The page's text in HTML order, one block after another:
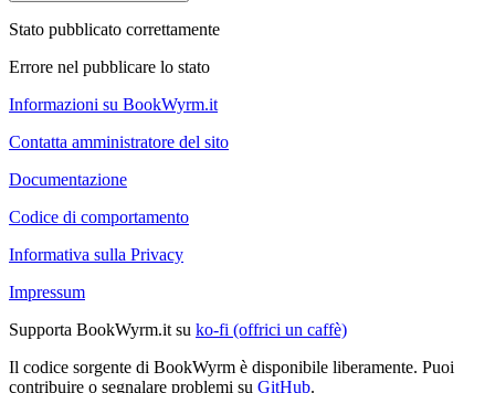
Stato pubblicato correttamente
Errore nel pubblicare lo stato
Informazioni su BookWyrm.it
Contatta amministratore del sito
Documentazione
Codice di comportamento
Informativa sulla Privacy
Impressum
Supporta BookWyrm.it su ko-fi (offrici un caffè)
Il codice sorgente di BookWyrm è disponibile liberamente. Puoi
contribuire o segnalare problemi su GitHub.